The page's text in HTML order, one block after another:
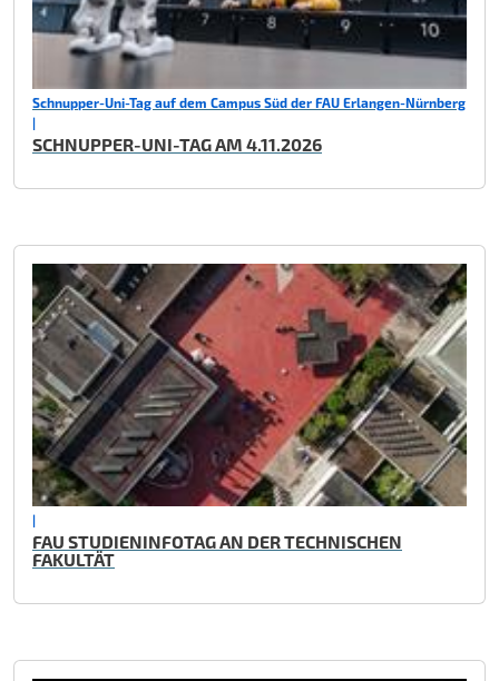
Schnupper-Uni-Tag auf dem Campus Süd der FAU Erlangen-Nürnberg
|
SCHNUPPER-UNI-TAG AM 4.11.2026
|
FAU STUDIENINFOTAG AN DER TECHNISCHEN
FAKULTÄT